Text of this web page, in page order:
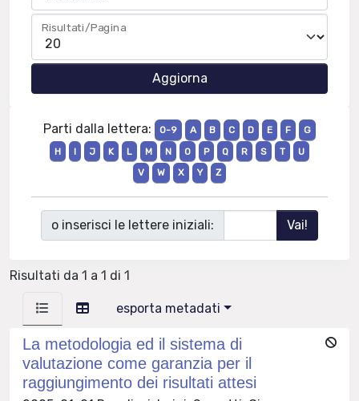
Risultati/Pagina
Parti dalla lettera: 0-9 A B C D E F
G
H
I J K L M N O P Q R S T
U
V
W X Y Z
o inserisci le lettere iniziali:
Risultati da 1 a 1 di 1
esporta metadati
La metodologia ed il sistema di
valutazione come garanzia per il
raggiungimento dei risultati attesi